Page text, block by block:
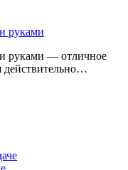
руками
руками — отличное
действительно…